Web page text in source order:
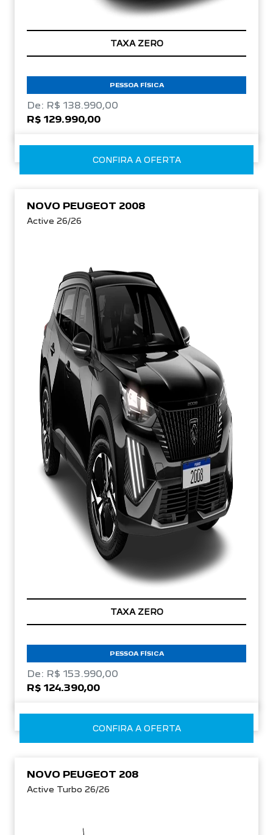
TAXA ZERO
PESSOA FÍSICA
De: R$ 138.990,00
R$ 129.990,00
CONFIRA A OFERTA
NOVO PEUGEOT 2008
Active 26/26
TAXA ZERO
PESSOA FÍSICA
De: R$ 153.990,00
R$ 124.390,00
CONFIRA A OFERTA
NOVO PEUGEOT 208
Active Turbo 26/26